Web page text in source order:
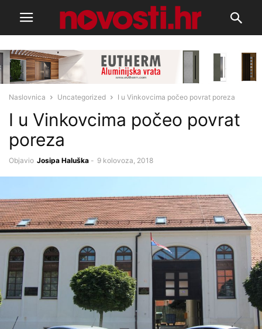
Naslovnica Uncategorized I u Vinkovcima počeo povrat poreza
I u Vinkovcima počeo povrat
poreza
Objavio Josipa Haluška - 9 kolovoza, 2018